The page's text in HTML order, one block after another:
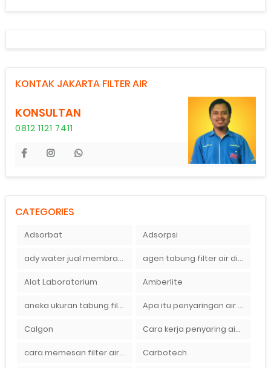
KONTAK JAKARTA FILTER AIR
KONSULTAN
0812 1121 7411
CATEGORIES
Adsorbat Adsorpsi
ady water jual membran ro 2000 gpd harganya sangat murah agen tabung filter air di bandung
Alat Laboratorium Amberlite
aneka ukuran tabung filter air Apa itu penyaringan air secara umum
Calgon Cara kerja penyaring air Ady Water dengan tabung FRP berisikan lapisan media filter air
cara memesan filter air Ady Wate Carbotech